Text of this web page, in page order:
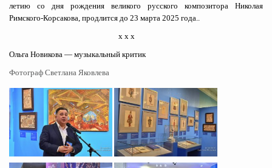
летию со дня рождения великого русского композитора Николая
Римского-Корсакова, продлится до 23 марта 2025 года..
х х х
Ольга Новикова — музыкальный критик
Фотограф Светлана Яковлева